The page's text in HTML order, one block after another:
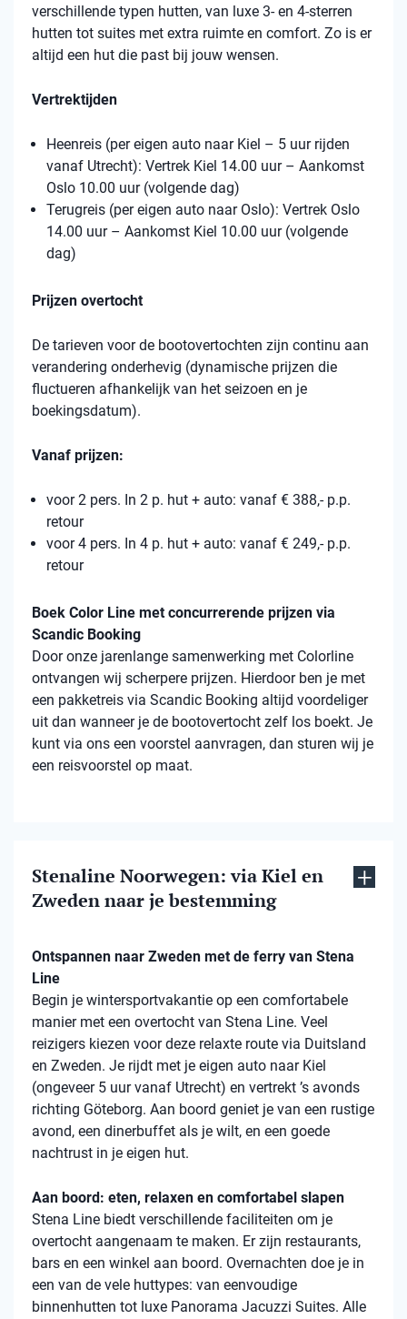
verschillende typen hutten, van luxe 3- en 4-sterren
hutten tot suites met extra ruimte en comfort. Zo is er
altijd een hut die past bij jouw wensen.
Vertrektijden
Heenreis (per eigen auto naar Kiel – 5 uur rijden
vanaf Utrecht): Vertrek Kiel 14.00 uur – Aankomst
Oslo 10.00 uur (volgende dag)
Terugreis (per eigen auto naar Oslo): Vertrek Oslo
14.00 uur – Aankomst Kiel 10.00 uur (volgende
dag)
Prijzen overtocht
De tarieven voor de bootovertochten zijn continu aan
verandering onderhevig (dynamische prijzen die
fluctueren afhankelijk van het seizoen en je
boekingsdatum).
Vanaf prijzen:
voor 2 pers. In 2 p. hut + auto: vanaf € 388,- p.p.
retour
voor 4 pers. In 4 p. hut + auto: vanaf € 249,- p.p.
retour
Boek Color Line met concurrerende prijzen via
Scandic Booking
Door onze jarenlange samenwerking met Colorline
ontvangen wij scherpere prijzen. Hierdoor ben je met
een pakketreis via Scandic Booking altijd voordeliger
uit dan wanneer je de bootovertocht zelf los boekt. Je
kunt via ons een voorstel aanvragen, dan sturen wij je
een reisvoorstel op maat.
Stenaline Noorwegen: via Kiel en
Zweden naar je bestemming
Ontspannen naar Zweden met de ferry van Stena
Line
Begin je wintersportvakantie op een comfortabele
manier met een overtocht van Stena Line. Veel
reizigers kiezen voor deze relaxte route via Duitsland
en Zweden. Je rijdt met je eigen auto naar Kiel
(ongeveer 5 uur vanaf Utrecht) en vertrekt ’s avonds
richting Göteborg. Aan boord geniet je van een rustige
avond, een dinerbuffet als je wilt, en een goede
nachtrust in je eigen hut.
Aan boord: eten, relaxen en comfortabel slapen
Stena Line biedt verschillende faciliteiten om je
overtocht aangenaam te maken. Er zijn restaurants,
bars en een winkel aan boord. Overnachten doe je in
een van de vele huttypes: van eenvoudige
binnenhutten tot luxe Panorama Jacuzzi Suites. Alle